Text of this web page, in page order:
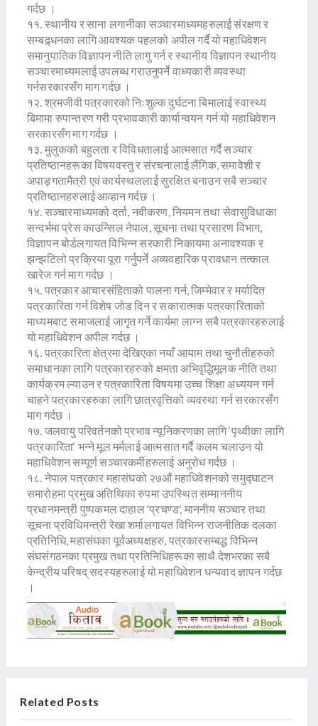
गर्दछ ।
११. स्थानीय र साना लगानीका सञ्चारमाध्यमहरुलाई संरक्षण र
सम्बद्र्धनका लागि आवश्यक पहलको अपील गर्दै यो महाधिवेशन
समानुपातिक विज्ञापन नीति लागु गर्न र स्थानीय विज्ञापन स्थानीय
सञ्चारमाध्यमलाई उपलब्ध गराउनुपर्ने वाध्यकारी व्यवस्था
गर्नसरकारसँग माग गर्दछ ।
१२. श्रमजीवी पत्रकारको निःशुल्क दुर्घटना बिमालाई स्वास्थ्य
बिमामा रुपान्तरण गरी प्रभावकारी कार्यान्वयन गर्न यो महाधिवेशन
सरकारसँग माग गर्दछ ।
१३. मुलुकको बहुलता र विविधतालाई आत्मसात गर्दै सञ्चार
प्रतिष्ठानहरूका विषयवस्तु र संरचनालाई लैंगिक, समावेशी र
अपाङ्गतामैत्री एवं कार्यस्थललाई सुरक्षित बनाउन सबै सञ्चार
प्रतिष्ठानहरुलाई आव्हान गर्दछ ।
१४. सञ्चारमाध्यमको दर्ता, नवीकरण, नियमन तथा सेवासुविधाका
सन्दर्भमा प्रेस काउन्सिल नेपाल, सूचना तथा प्रसारण विभाग,
विज्ञापन बोर्डलगायत विभिन्न सरकारी निकायमा अनावश्यक र
झन्झटिलो प्रक्रिया पूरा गर्नुपर्ने अव्यवहारिक प्रावधान तत्काल
खारेज गर्न माग गर्दछ ।
१५. पत्रकार आचारसंहिताको पालना गर्न, जिम्मेवार र मर्यादित
पत्रकारिता गर्न विशेष जोड दिन र सकारात्मक पत्रकारिताको
माध्यमबाट समाजलाई जागृत गर्ने कार्यमा लाग्न सबै पत्रकारहरुलाई
यो महाधिवेशन अपील गर्दछ ।
१६. पत्रकारिता क्षेत्रमा देखिएका नयाँ आयाम तथा चुनौतीहरुको
समाधानका लागि पत्रकारहरुको क्षमता अभिवृद्धिमूलक नीति तथा
कार्यक्रम ल्याउन र पत्रकारिता विषयमा उच्च शिक्षा अध्ययन गर्न
चाहने पत्रकारहरुका लागि छात्रवृत्तिको व्यवस्था गर्न सरकारसँग
माग गर्दछ ।
१७. जलवायु परिवर्तनको प्रभाव न्यूनिकरणका लागि ‘पृथ्वीका लागि
पत्रकारिता‘ भन्ने मूल मर्मलाई आत्मसात गर्दै कलम चलाउन यो
महाधिवेशन सम्पूर्ण सञ्चारकर्मीहरुलाई अनुरोध गर्दछ ।
१८. नेपाल पत्रकार महासंघको २७औं महाधिवेशनको समुद्घाटन
समारोहमा प्रमुख अतिथिका रुपमा उपस्थित सम्माननीय
प्रधानमन्त्री पुष्पकमल दाहाल ‘प्रचण्ड’, माननीय सञ्चार तथा
सूचना प्रविधिमन्त्री रेखा शर्मालगायत विभिन्न राजनीतिक दलका
प्रतिनिधि, महासंघका पूर्वअध्यक्षहरु, पत्रकारसम्बद्ध विभिन्न
संघसंगठनका प्रमुख तथा प्रतिनिधिहरूका साथै देशभरका सबै
केन्द्रीय परिषद् सदस्यहरुलाई यो महाधिवेशन धन्यवाद ज्ञापन गर्दछ
।
Related Posts